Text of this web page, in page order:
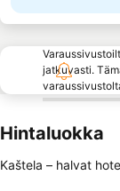
jatkuvasti.
Hintaluokka
Kaštela – halvat